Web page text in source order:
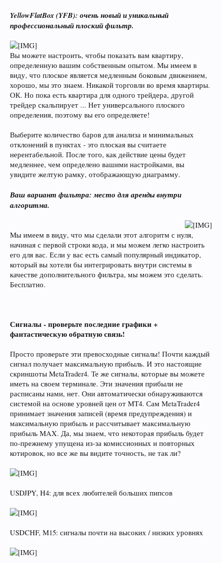
YellowFlatBox (YFB): очень новый и уникальный
профессиональный плоский фильтр.
Вы можете настроить, чтобы показать вам квартиру,
определенную вашим собственным опытом. Мы имеем в
виду, что плоское является медленным боковым движением,
хорошо, мы это знаем. Никакой торговли во время квартиры.
ОК. Но пока есть квартира для одного трейдера, другой
трейдер скальпирует ... Нет универсального плоского
определения, поэтому вы его определяете!
Выберите количество баров для анализа и минимальных
отклонений в пунктах - это плоская вы считаете
нерентабельной. После того, как действие цены будет
медленнее, чем определено вашими настройками, вы
увидите желтую рамку, отображающую диаграмму.
Ваш вариант фильтра: место для аренды внутри
алгоритма.
Мы имеем в виду, что мы сделали этот алгоритм с нуля,
начиная с первой строки кода, и мы можем легко настроить
его для вас. Если у вас есть самый популярный индикатор,
который вы хотели бы интегрировать внутри системы в
качестве дополнительного фильтра, мы можем это сделать.
Бесплатно.
Сигналы - проверьте последние графики +
фантастическую обратную связь!
Просто проверьте эти превосходные сигналы! Почти каждый
сигнал получает максимальную прибыль. И это настоящие
скриншоты MetaTrader4. Те же сигналы, которые вы можете
иметь на своем терминале. Эти значения прибыли не
расписаны нами, нет. Они автоматически обнаруживаются
системой на основе уровней цен от MT4. Сам MetaTrader4
принимает значения записей (время предупреждения) и
максимальную прибыль и рассчитывает максимальную
прибыль MAX. Да, мы знаем, что некоторая прибыль будет
по-прежнему упущена из-за комиссионных и повторных
котировок, но все же вы видите точность, не так ли?
USDJPY, H4: для всех любителей больших пипсов
USDCHF, M15: сигналы почти на высоких / низких уровнях